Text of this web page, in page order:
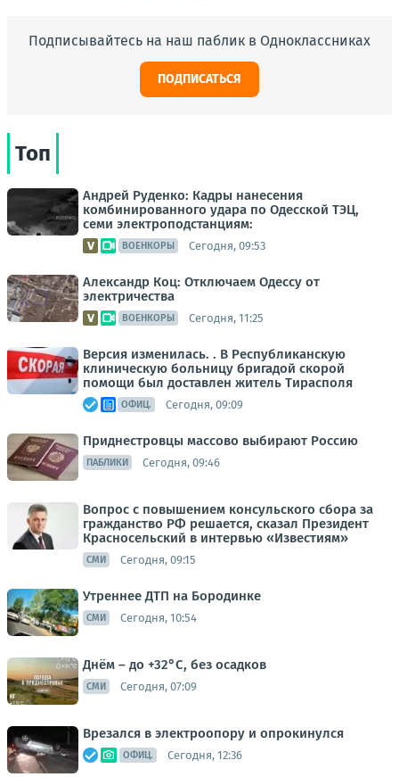
Подписывайтесь на наш паблик в Одноклассниках
ПОДПИСАТЬСЯ
Топ
Андрей Руденко: Кадры нанесения
комбинированного удара по Одесской ТЭЦ,
семи электроподстанциям:
ВОЕНКОРЫ Сегодня, 09:53
Александр Коц: Отключаем Одессу от
электричества
ВОЕНКОРЫ Сегодня, 11:25
Версия изменилась. . В Республиканскую
клиническую больницу бригадой скорой
помощи был доставлен житель Тирасполя
ОФИЦ. Сегодня, 09:09
Приднестровцы массово выбирают Россию
ПАБЛИКИ Сегодня, 09:46
Вопрос с повышением консульского сбора за
гражданство РФ решается, сказал Президент
Красносельский в интервью «Известиям»
СМИ Сегодня, 09:15
Утреннее ДТП на Бородинке
СМИ Сегодня, 10:54
Днём – до +32°С, без осадков
СМИ Сегодня, 07:09
Врезался в электроопору и опрокинулся
ОФИЦ. Сегодня, 12:36